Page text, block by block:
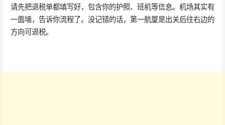
请先把退税单都填写好，包含你的护照、班机等信息。机场其实有
一面墙，告诉你流程了。没记错的话，第一航厦是出关后往右边的
方向可退税。